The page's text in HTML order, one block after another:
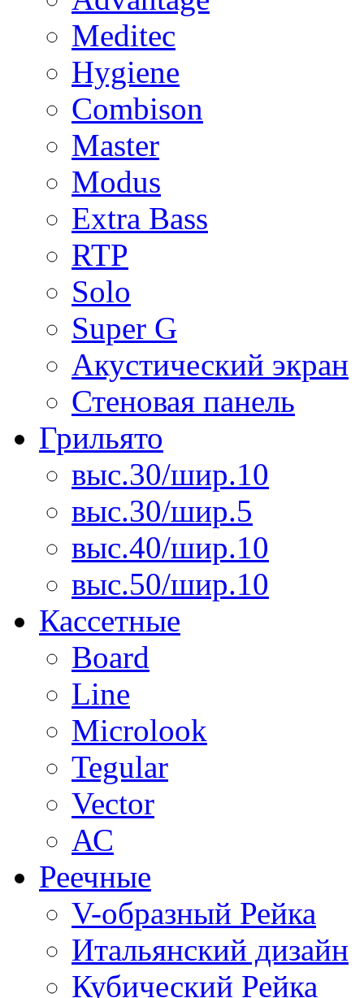
Meditec
Hygiene
Combison
Master
Modus
Extra Bass
RTP
Solo
Super G
Акустический экран
Стеновая панель
Грильято
выс.30/шир.10
выс.30/шир.5
выс.40/шир.10
выс.50/шир.10
Кассетные
Board
Line
Microlook
Tegular
Vector
АС
Реечные
V-образный Рейка
Итальянский дизайн
Кубический Рейка